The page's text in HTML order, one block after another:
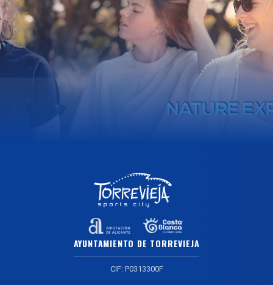
AYUNTAMIENTO DE TORREVIEJA
CIF: P0313300F